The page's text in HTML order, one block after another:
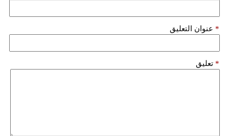
عنوان التعليق *
تعليق *